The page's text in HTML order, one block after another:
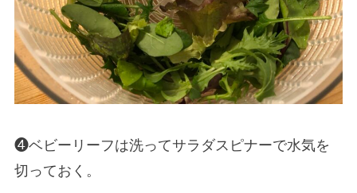
❹ベビーリーフは洗ってサラダスピナーで水気を
切っておく。